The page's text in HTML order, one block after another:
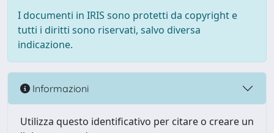
I documenti in IRIS sono protetti da copyright e
tutti i diritti sono riservati, salvo diversa
indicazione.
Informazioni
Utilizza questo identificativo per citare o creare un